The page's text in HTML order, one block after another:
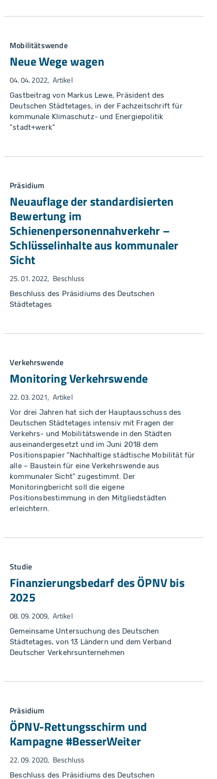
Mobilitätswende
Neue Wege wagen
04. 04. 2022 Artikel
Gastbeitrag von Markus Lewe, Präsident des
Deutschen Städtetages, in der Fachzeitschrift für
kommunale Klimaschutz- und Energiepolitik
"stadt+werk"
Präsidium
Neuauflage der standardisierten
Bewertung im
Schienenpersonennahverkehr –
Schlüsselinhalte aus kommunaler
Sicht
25. 01. 2022 Beschluss
Beschluss des Präsidiums des Deutschen
Städtetages
Verkehrswende
Monitoring Verkehrswende
22. 03. 2021 Artikel
Vor drei Jahren hat sich der Hauptausschuss des
Deutschen Städtetages intensiv mit Fragen der
Verkehrs- und Mobilitätswende in den Städten
auseinandergesetzt und im Juni 2018 dem
Positionspapier "Nachhaltige städtische Mobilität für
alle – Baustein für eine Verkehrswende aus
kommunaler Sicht" zugestimmt. Der
Monitoringbericht soll die eigene
Positionsbestimmung in den Mitgliedstädten
erleichtern.
Studie
Finanzierungsbedarf des ÖPNV bis
2025
08. 09. 2009 Artikel
Gemeinsame Untersuchung des Deutschen
Städtetages, von 13 Ländern und dem Verband
Deutscher Verkehrsunternehmen
Präsidium
ÖPNV-Rettungsschirm und
Kampagne #BesserWeiter
22. 09. 2020 Beschluss
Beschluss des Präsidiums des Deutschen